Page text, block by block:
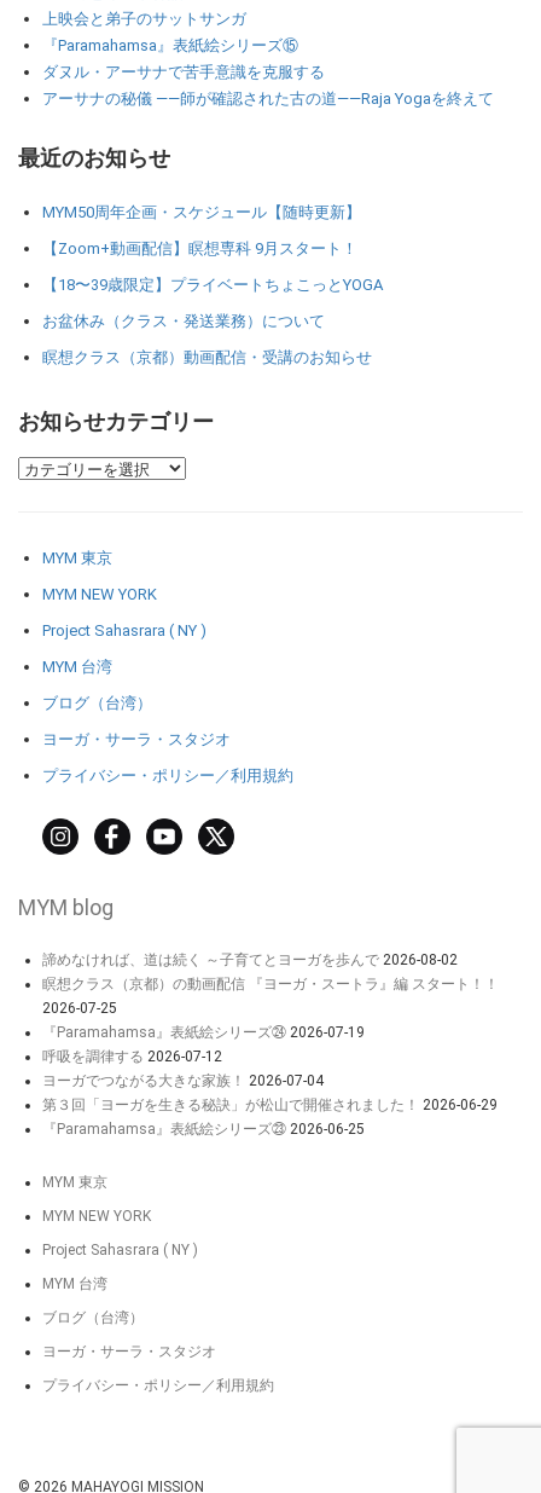
上映会と弟子のサットサンガ
『Paramahamsa』表紙絵シリーズ⑮
ダヌル・アーサナで苦手意識を克服する
アーサナの秘儀 ――師が確認された古の道――Raja Yogaを終えて
最近のお知らせ
MYM50周年企画・スケジュール【随時更新】
【Zoom+動画配信】瞑想専科 9月スタート！
【18〜39歳限定】プライベートちょこっとYOGA
お盆休み（クラス・発送業務）について
瞑想クラス（京都）動画配信・受講のお知らせ
お知らせカテゴリー
MYM 東京
MYM NEW YORK
Project Sahasrara ( NY )
MYM 台湾
ブログ（台湾）
ヨーガ・サーラ・スタジオ
プライバシー・ポリシー／利用規約
MYM blog
諦めなければ、道は続く ～子育てとヨーガを歩んで 2026-08-02
瞑想クラス（京都）の動画配信 『ヨーガ・スートラ』編 スタート！！
2026-07-25
『Paramahamsa』表紙絵シリーズ㉔ 2026-07-19
呼吸を調律する 2026-07-12
ヨーガでつながる大きな家族！ 2026-07-04
第３回「ヨーガを生きる秘訣」が松山で開催されました！ 2026-06-29
『Paramahamsa』表紙絵シリーズ㉓ 2026-06-25
MYM 東京
MYM NEW YORK
Project Sahasrara ( NY )
MYM 台湾
ブログ（台湾）
ヨーガ・サーラ・スタジオ
プライバシー・ポリシー／利用規約
© 2026 MAHAYOGI MISSION